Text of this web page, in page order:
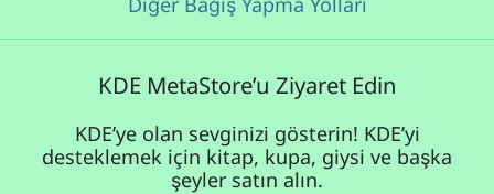
KDE MetaStore’u Ziyaret Edin
KDE’ye olan sevginizi gösterin! KDE’yi
desteklemek için kitap, kupa, giysi ve başka
şeyler satın alın.